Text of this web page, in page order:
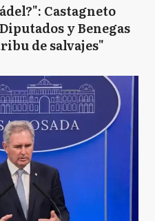
Castagneto
y Benegas
de salvajes"